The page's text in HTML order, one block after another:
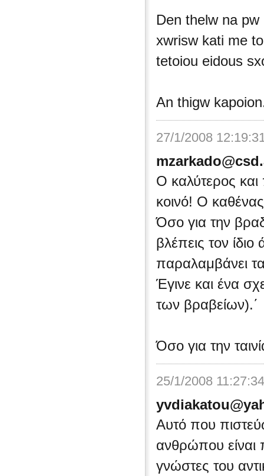
Den thelw na
xwrisw kati me
tetoiou eidous
An thigw
27/1/2008
Ο καλύτερος και
κοινό! Ο
Όσο για την
βλέπεις τον
παραλαμβάνει
Έγινε και ένα
των βραβείων).΄
Όσο για την
25/1/2008
Αυτό που
ανθρώπου είναι
γνώστες του